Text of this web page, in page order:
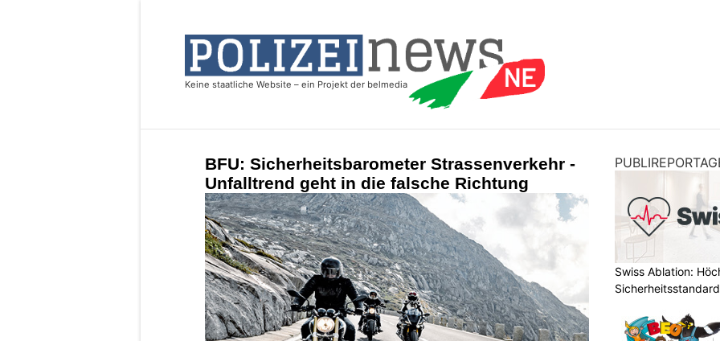
BFU: Sicherheitsbarometer Strassenverkehr -
Unfalltrend geht in die falsche Richtung
Swiss Ablation: